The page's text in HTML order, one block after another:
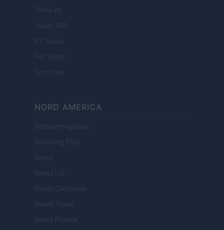
Think.es
Viajar 365
ES Newz
Pet Story
Encocina
NORD AMERICA
Womanmagazine
Investing Plus
Newz
Newz US
Newz California
Newz Texas
Newz Florida